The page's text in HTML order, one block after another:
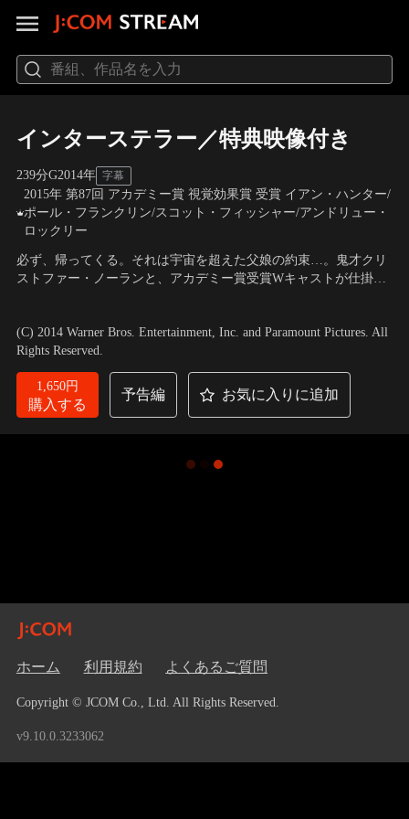
インターステラー／特典映像付き
239分G2014年 字幕
2015年 第87回 アカデミー賞 視覚効果賞 受賞 イアン・ハンター/
ポール・フランクリン/スコット・フィッシャー/アンドリュー・
ロックリー
必ず、帰ってくる。それは宇宙を超えた父娘の約束…。鬼才クリ
ストファー・ノーランと、アカデミー賞受賞Wキャストが仕掛け
男…。彼を待っていたのは、誰も見たことがない、衝撃の宇
宙！！
ー・ノーラン
(C) 2014 Warner Bros. Entertainment, Inc. and Paramount Pictures. All
Rights Reserved.
1,650円
購入する
予告編 お気に入りに追加
ホーム 利用規約 よくあるご質問
Copyright © JCOM Co., Ltd. All Rights Reserved.
v9.10.0.3233062